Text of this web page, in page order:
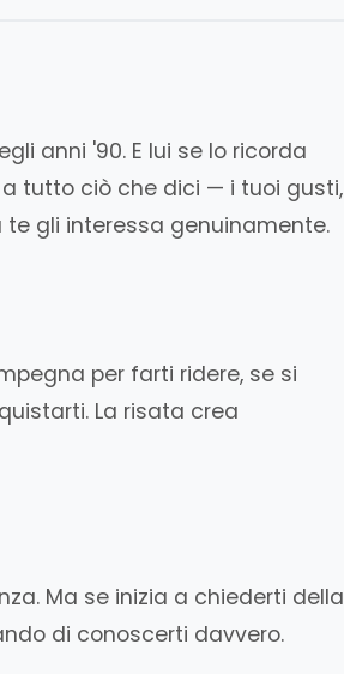
anni '90. E lui se lo ricorda
tutto ciò che dici — i tuoi gusti,
te gli interessa genuinamente.
per farti ridere, se si
La risata crea
Ma se inizia a chiederti della
di conoscerti davvero.